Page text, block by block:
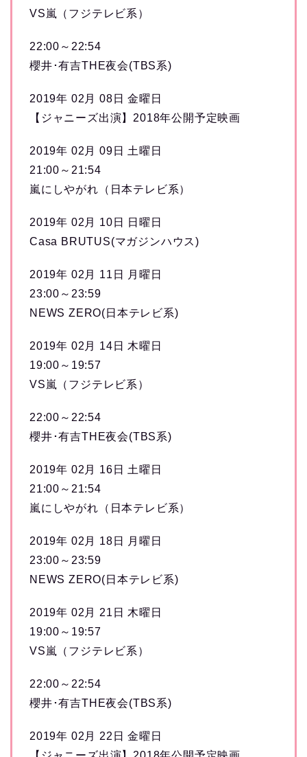
VS嵐（フジテレビ系）
22:00～22:54
櫻井･有吉THE夜会(TBS系)
2019年 02月 08日 金曜日
【ジャニーズ出演】2018年公開予定映画
2019年 02月 09日 土曜日
21:00～21:54
嵐にしやがれ（日本テレビ系）
2019年 02月 10日 日曜日
Casa BRUTUS(マガジンハウス)
2019年 02月 11日 月曜日
23:00～23:59
NEWS ZERO(日本テレビ系)
2019年 02月 14日 木曜日
19:00～19:57
VS嵐（フジテレビ系）
22:00～22:54
櫻井･有吉THE夜会(TBS系)
2019年 02月 16日 土曜日
21:00～21:54
嵐にしやがれ（日本テレビ系）
2019年 02月 18日 月曜日
23:00～23:59
NEWS ZERO(日本テレビ系)
2019年 02月 21日 木曜日
19:00～19:57
VS嵐（フジテレビ系）
22:00～22:54
櫻井･有吉THE夜会(TBS系)
2019年 02月 22日 金曜日